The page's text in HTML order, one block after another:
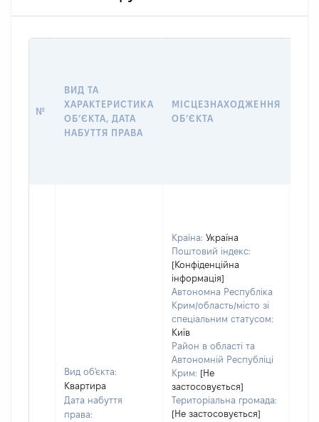
№
ВИД ТА
ХАРАКТЕРИСТИКА
ОБʼЄКТА, ДАТА
НАБУТТЯ ПРАВА
МІСЦЕЗНАХОДЖЕННЯ
ОБʼЄКТА
Вид об'єкта:
Квартира
Дата набуття
права:
Країна: Україна
Поштовий індекс:
[Конфіденційна
інформація]
Автономна Республіка
Крим/область/місто зі
спеціальним статусом:
Київ
Район в області та
Автономній Республіці
Крим: [Не
застосовується]
Територіальна громада:
[Не застосовується]